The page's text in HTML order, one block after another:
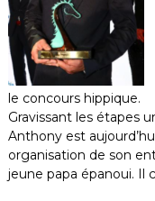
le concours hippique.
Gravissant les étapes
Anthony est
organisation de son
jeune papa épanoui. Il